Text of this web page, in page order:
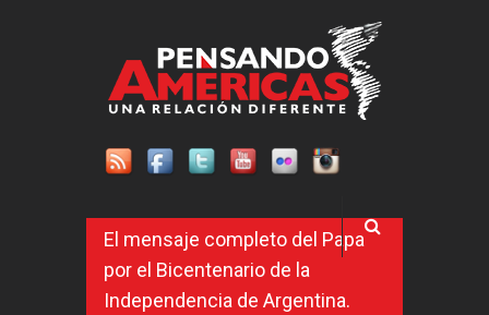
El mensaje completo del Papa
por el Bicentenario de la
Independencia de Argentina.